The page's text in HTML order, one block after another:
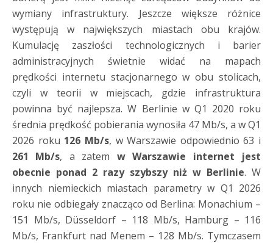
wymiany infrastruktury. Jeszcze większe różnice
występują w największych miastach obu krajów.
Kumulację zaszłości technologicznych i barier
administracyjnych świetnie widać na mapach
prędkości internetu stacjonarnego w obu stolicach,
czyli w teorii w miejscach, gdzie infrastruktura
powinna być najlepsza. W Berlinie w Q1 2020 roku
średnia prędkość pobierania wynosiła 47 Mb/s, a w Q1
2026 roku 126 Mb/s, w Warszawie odpowiednio 63 i
261 Mb/s, a zatem w Warszawie internet jest
obecnie ponad 2 razy szybszy niż w Berlinie. W
innych niemieckich miastach parametry w Q1 2026
roku nie odbiegały znacząco od Berlina: Monachium –
151 Mb/s, Düsseldorf – 118 Mb/s, Hamburg – 116
Mb/s, Frankfurt nad Menem – 128 Mb/s. Tymczasem